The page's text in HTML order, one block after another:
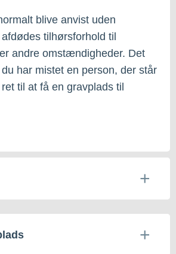
blive anvist uden
tilhørsforhold til
andre omstændigheder. Det
har mistet en person, der står
til at få en gravplads til